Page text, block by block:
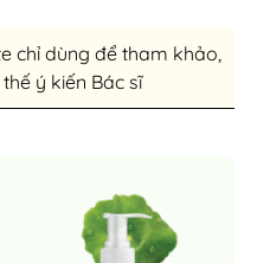
chỉ dùng để tham khảo,
ý kiến Bác sĩ